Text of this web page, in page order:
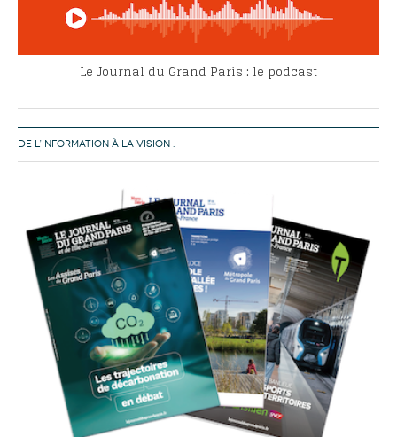
Le Journal du Grand Paris : le podcast
DE L’INFORMATION À LA VISION :